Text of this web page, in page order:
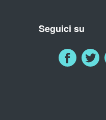
Seguici su